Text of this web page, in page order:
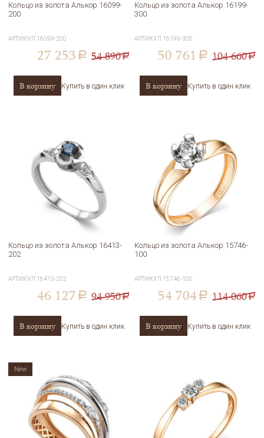
Кольцо из золота Алькор 16099-
200
АРТИКУЛ 16099-200
27 253 a 54 890a
В корзину Купить в один клик
Кольцо из золота Алькор 16199-
300
АРТИКУЛ 16199-300
50 761 a 104 660a
В корзину Купить в один клик
Кольцо из золота Алькор 16413-
202
АРТИКУЛ 16413-202
46 127 a 94 950a
В корзину Купить в один клик
Кольцо из золота Алькор 15746-
100
АРТИКУЛ 15746-100
54 704 a 114 060a
В корзину Купить в один клик
New